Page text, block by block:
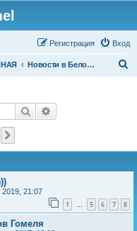
Вход
Регистрация
Новости в Белоруссии
Поиск
2019, 21:07
1 … 5 6 7 8
Гомеля